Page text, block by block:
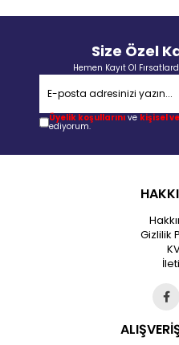
Size Özel
Hemen Kayıt Ol
Üyelik koşullarını ve kişisel
ediyorum.
Gizlilik